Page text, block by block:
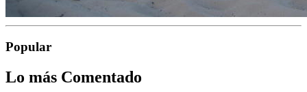
Popular
Lo más Comentado